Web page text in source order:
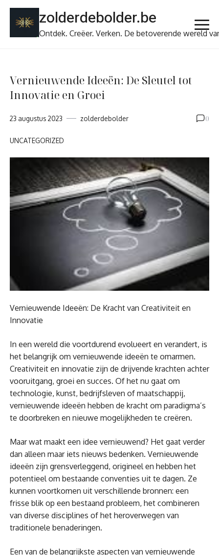
zolderdebolder.be
Ontdek. Creëer. Verken. De betoverende wereld
Vernieuwende Ideeën: De Sleutel tot
Innovatie en Groei
23 augustus 2023 zolderdebolder 0
UNCATEGORIZED
Vernieuwende Ideeën: De Kracht van Creativiteit en
Innovatie
In een wereld die voortdurend evolueert en verandert, is
het belangrijk om vernieuwende ideeën te omarmen.
Creativiteit en innovatie zijn de drijvende krachten achter
vooruitgang, groei en succes. Of het nu gaat om
technologie, kunst, bedrijfsleven of maatschappij,
vernieuwende ideeën hebben de kracht om paradigma’s
te doorbreken en nieuwe mogelijkheden te creëren.
Maar wat maakt een idee vernieuwend? Het gaat verder
dan alleen maar iets nieuws bedenken. Vernieuwende
ideeën zijn grensverleggend, origineel en hebben het
potentieel om bestaande conventies uit te dagen. Ze
kunnen voortkomen uit verschillende bronnen: een
frisse blik op een bestaand probleem, het combineren
van diverse disciplines of het heroverwegen van
traditionele benaderingen.
Een van de belangrijkste aspecten van vernieuwende